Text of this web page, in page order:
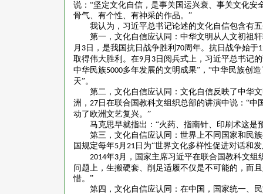
说：“坚定文化自信，是事关国运兴衰、事关文化
骨气、有个性、有神采的作品。”
我认为，习近平总书记论述的文化自信包含有
第一，文化自信应认同：中华文明从人文初祖
月 3 日，是我国抗日战争胜利 70周年。抗日战争始于
取得伟大胜利。在9月 3 日阅兵式上，习近平总书记
中华民族5000多年发展的文明成果”，“中华民族创
天”。
第二，文化自信应认同：文化自信反映了中华
洲， 27 日在联合国教科文组织总部的讲演中说：“
动了欧洲文艺复兴。”
马克思早就指出： “火药、指南针、印刷术这是
第三，文化自信应认同：世界上不同国家和民
国规定每年5月 21 日为“世界文化多样性促进对话和
2014年3月，国家主席习近平在联合国教科文
问题上，生搬硬套、削足适履不仅是不可能的，而
惜。”
第四，文化自信应认同：在中国，国家统一、